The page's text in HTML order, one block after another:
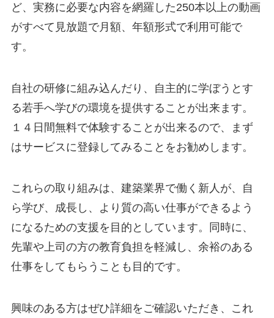
ど、実務に必要な内容を網羅した250本以上の動画
がすべて見放題で月額、年額形式で利用可能で
す。
自社の研修に組み込んだり、自主的に学ぼうとす
る若手へ学びの環境を提供することが出来ます。
１４日間無料で体験することが出来るので、まず
はサービスに登録してみることをお勧めします。
これらの取り組みは、建築業界で働く新人が、自
ら学び、成長し、より質の高い仕事ができるよう
になるための支援を目的としています。同時に、
先輩や上司の方の教育負担を軽減し、余裕のある
仕事をしてもらうことも目的です。
興味のある方はぜひ詳細をご確認いただき、これ